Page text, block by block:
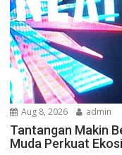
Aug 8, 2026 admin
Tantangan Makin
Muda Perkuat